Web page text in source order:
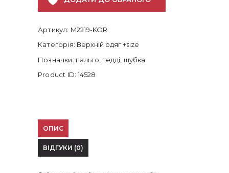
Артикул: M2219-KOR
Категорія: Верхній одяг +size
Позначки: пальто ,тедді шубка
Product ID:14528
ОПИС
ВІДГУКИ (0)